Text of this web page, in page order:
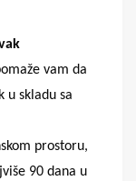
vam da
u skladu sa
prostoru,
90 dana u